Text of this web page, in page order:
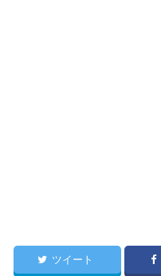
ツイート